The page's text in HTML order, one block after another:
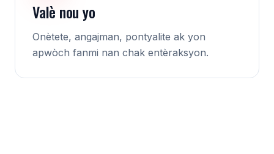
Valè nou yo
Onètete, angajman, pontyalite ak yon
apwòch fanmi nan chak entèraksyon.